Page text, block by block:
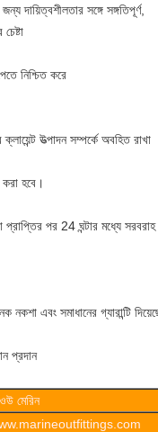
সঙ্গে সঙ্গতিপূর্ণ,
নিশ্চিত করে
উত্পাদন সম্পর্কে অবহিত রাখা
হবে।
পর 24 ঘন্টার মধ্যে
এবং সমাধানের গ্যারান্টি
প্রদান
মেরিন